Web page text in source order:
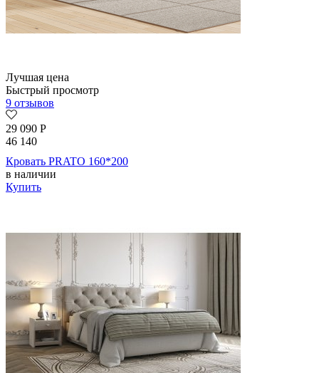
Лучшая цена
Быстрый просмотр
9 отзывов
29 090 Р
46 140
Кровать PRATO 160*200
в наличии
Купить